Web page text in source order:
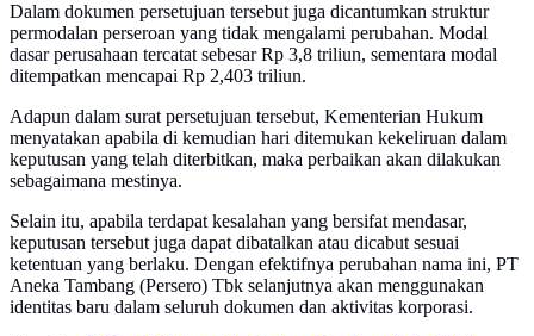
Dalam dokumen persetujuan tersebut juga dicantumkan struktur
permodalan perseroan yang tidak mengalami perubahan. Modal
dasar perusahaan tercatat sebesar Rp 3,8 triliun, sementara modal
ditempatkan mencapai Rp 2,403 triliun.
Adapun dalam surat persetujuan tersebut, Kementerian Hukum
menyatakan apabila di kemudian hari ditemukan kekeliruan dalam
keputusan yang telah diterbitkan, maka perbaikan akan dilakukan
sebagaimana mestinya.
Selain itu, apabila terdapat kesalahan yang bersifat mendasar,
keputusan tersebut juga dapat dibatalkan atau dicabut sesuai
ketentuan yang berlaku. Dengan efektifnya perubahan nama ini, PT
Aneka Tambang (Persero) Tbk selanjutnya akan menggunakan
identitas baru dalam seluruh dokumen dan aktivitas korporasi.